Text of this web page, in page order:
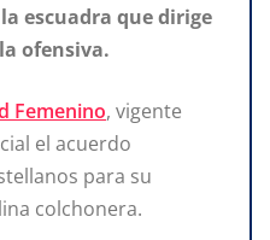
escuadra que dirige
ofensiva.
Femenino, vigente
el acuerdo
para su
colchonera.